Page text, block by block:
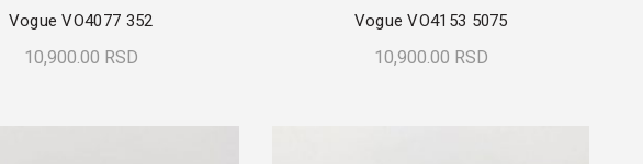
Vogue VO4077 352
10,900.00 RSD
Vogue VO4153 5075
10,900.00 RSD